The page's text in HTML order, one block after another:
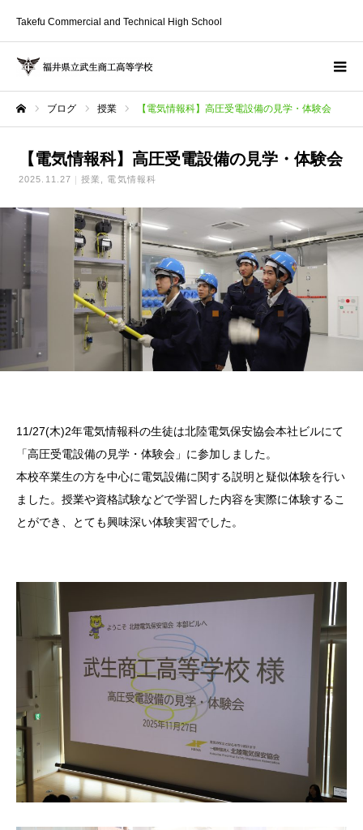
Takefu Commercial and Technical High School
ブログ 授業 【電気情報科】高圧受電設備の見学・体験会
【電気情報科】高圧受電設備の見学・体験会
2025.11.27 授業 電気情報科
11/27(木)2年電気情報科の生徒は北陸電気保安協会本社ビルにて
「高圧受電設備の見学・体験会」に参加しました。
本校卒業生の方を中心に電気設備に関する説明と疑似体験を行い
ました。授業や資格試験などで学習した内容を実際に体験するこ
とができ、とても興味深い体験実習でした。